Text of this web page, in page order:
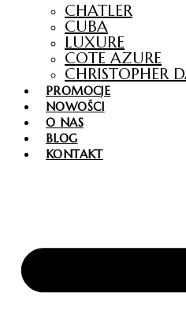
CHATLER
CUBA
LUXURE
COTE AZURE
CHRISTOPHER
PROMOCJE
NOWOŚCI
O NAS
BLOG
KONTAKT